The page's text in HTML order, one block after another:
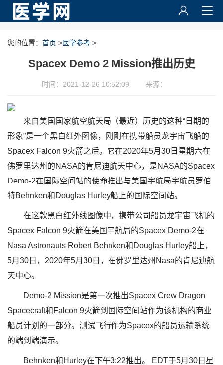
您的位置： 首页 >医学参考 >
Spacex Demo 2 Mission推出历史
时间：2021-12-26 10:52:09 来源：
来自美国国家航空航天局（最近）历史的这种“日期的
形象”是一个黑白红外图像，刚刚在携带船员龙宇宙飞船的
Spacex Falcon 9火箭之后。它在2020年5月30日星期六在
佛罗里达州的NASA的肯尼迪航天中心，是NASA的Spacex
Demo-2在国际空间站的使命推出与美国宇航局宇航员罗伯
特Behnken和Douglas Hurley船上的国际空间站。
在这款黑白红外线图像中，携带公司船员龙宇宙飞机的
Spacex Falcon 9火箭在美国宇航局的Spacex Demo-2在
Nasa Astronauts Robert Behnken和Douglas Hurley船上，
5月30日，2020年5月30日，在佛罗里达州Nasa的肯尼迪航
天中心。
Demo-2 Mission是第一次推出Spacex Crew Dragon
Spacecraft和Falcon 9火箭到国际空间站作为该机构的商业
船员计划的一部分。测试飞行作为Spacex的船员运输系统
的端到端演示。
Behnken和Hurley在下午3:22推出。 EDT于5月30日星